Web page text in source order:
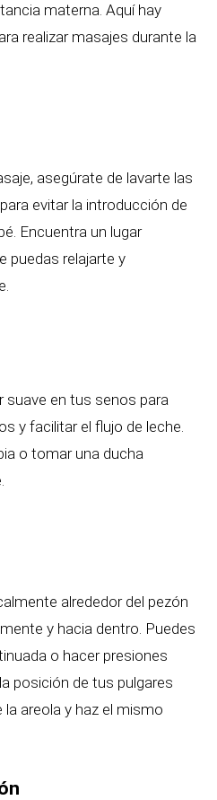
materna. Aquí hay
realizar masajes durante la
asegúrate de lavarte las
evitar la introducción de
Encuentra un lugar
puedas relajarte y
suave en tus senos para
y facilitar el flujo de leche.
o tomar una ducha
alrededor del pezón
y hacia dentro. Puedes
o hacer presiones
posición de tus pulgares
areola y haz el mismo